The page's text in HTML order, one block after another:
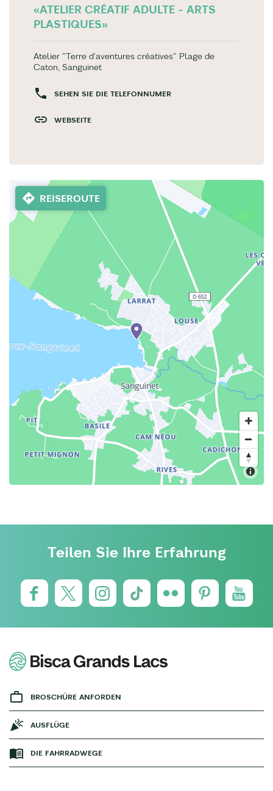
«ATELIER CRÉATIF ADULTE - ARTS
PLASTIQUES»
Atelier "Terre d'aventures créatives" Plage de
Caton, Sanguinet
SEHEN SIE DIE TELEFONNUMER
WEBSEITE
REISEROUTE
Teilen Sie Ihre Erfahrung
BROSCHÜRE ANFORDEN
AUSFLÜGE
DIE FAHRRADWEGE